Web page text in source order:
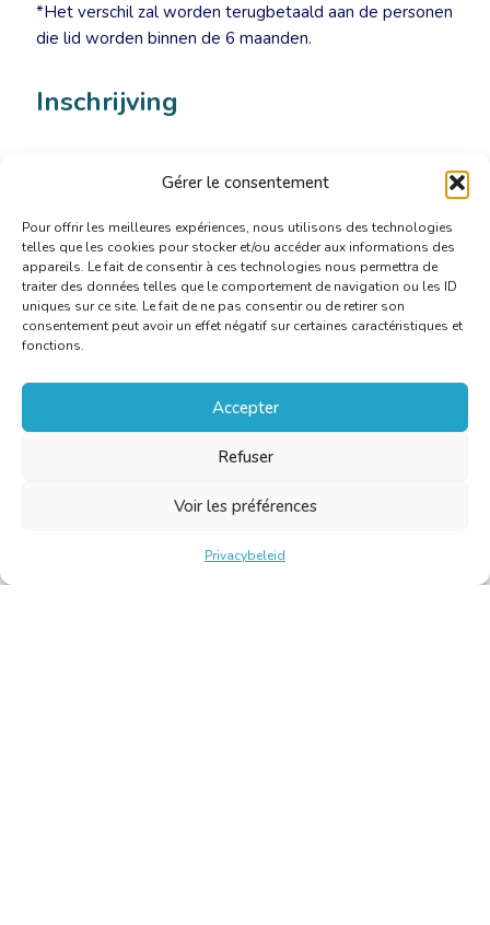
Gérer le consentement
Pour offrir les meilleures expériences, nous utilisons des technologies
telles que les cookies pour stocker et/ou accéder aux informations des
appareils. Le fait de consentir à ces technologies nous permettra de
traiter des données telles que le comportement de navigation ou les ID
uniques sur ce site. Le fait de ne pas consentir ou de retirer son
consentement peut avoir un effet négatif sur certaines caractéristiques et
fonctions.
Accepter
Refuser
Voir les préférences
Privacybeleid
*Het verschil zal worden terugbetaald aan de personen
die lid worden binnen de 6 maanden.
Inschrijving
secretariat@cbti-bkvt.org.